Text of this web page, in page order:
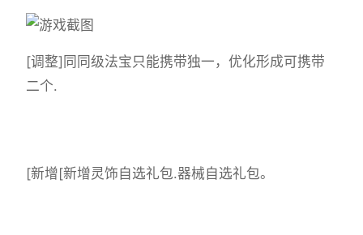
[调整]同同级法宝只能携带独一，优化形成可携带
二个.
[新增[新增灵饰自选礼包.器械自选礼包。